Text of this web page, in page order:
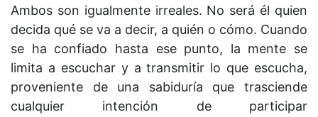
Ambos son igualmente irreales. No será él quien
decida qué se va a decir, a quién o cómo. Cuando
se ha confiado hasta ese punto, la mente se
limita a escuchar y a transmitir lo que escucha,
proveniente de una sabiduría que trasciende
cualquier intención de participar